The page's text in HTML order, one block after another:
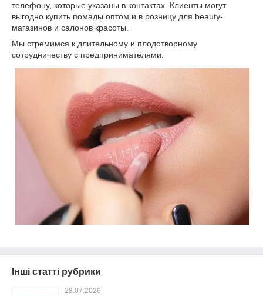
телефону, которые указаны в контактах. Клиенты могут
выгодно купить помады оптом и в розницу для beauty-
магазинов и салонов красоты.
Мы стремимся к длительному и плодотворному
сотрудничеству с предпринимателями.
Інші статті рубрики
28.07.2026